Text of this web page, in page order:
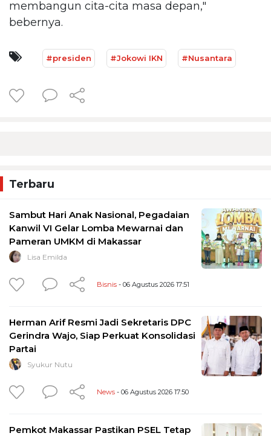
membangun cita-cita masa depan,"
bebernya.
#presiden #Jokowi IKN #Nusantara
Terbaru
Sambut Hari Anak Nasional, Pegadaian
Kanwil VI Gelar Lomba Mewarnai dan
Pameran UMKM di Makassar
Lisa Emilda
Bisnis - 06 Agustus 2026 17:51
Herman Arif Resmi Jadi Sekretaris DPC
Gerindra Wajo, Siap Perkuat Konsolidasi
Partai
Syukur Nutu
News - 06 Agustus 2026 17:50
Pemkot Makassar Pastikan PSEL Tetap